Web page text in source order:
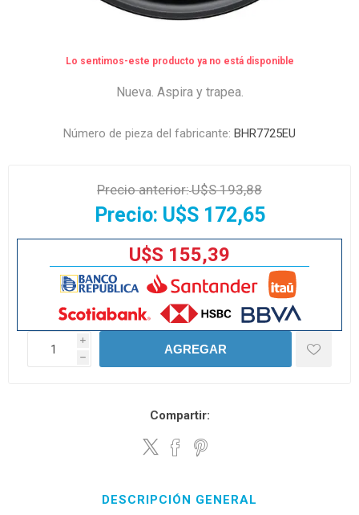
Lo sentimos-este producto ya no está disponible
Nueva. Aspira y trapea.
Número de pieza del fabricante: BHR7725EU
Precio anterior:U$S 193,88
Precio: U$S 172,65
U$S 155,39
i
h
AGREGAR
Compartir:
DESCRIPCIÓN GENERAL